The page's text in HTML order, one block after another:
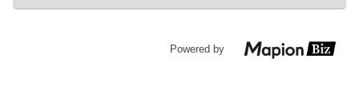
Powered by